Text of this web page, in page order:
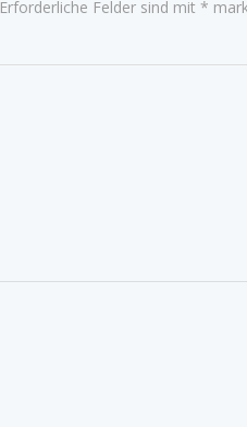
Erforderliche Felder sind mit *